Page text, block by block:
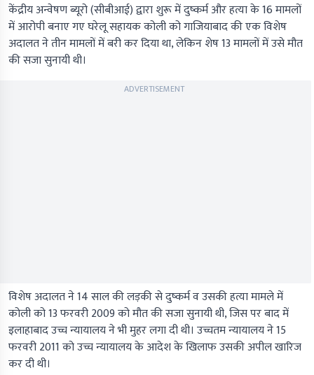
केंद्रीय अन्वेषण ब्यूरो (सीबीआई) द्वारा शुरू में दुष्कर्म और हत्या के 16 मामलों
में आरोपी बनाए गए घरेलू सहायक कोली को गाजियाबाद की एक विशेष
अदालत ने तीन मामलों में बरी कर दिया था, लेकिन शेष 13 मामलों में उसे मौत
की सजा सुनायी थी।
ADVERTISEMENT
विशेष अदालत ने 14 साल की लड़की से दुष्कर्म व उसकी हत्या मामले में
कोली को 13 फरवरी 2009 को मौत की सजा सुनायी थी, जिस पर बाद में
इलाहाबाद उच्च न्यायालय ने भी मुहर लगा दी थी। उच्चतम न्यायालय ने 15
फरवरी 2011 को उच्च न्यायालय के आदेश के खिलाफ उसकी अपील खारिज
कर दी थी।